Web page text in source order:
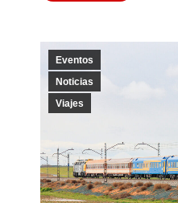
Eventos
Noticias
Viajes